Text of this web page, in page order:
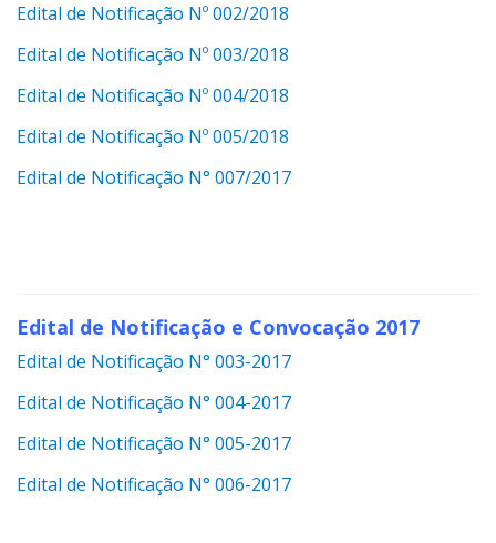
Edital de Notificação Nº 002/2018
Edital de Notificação Nº 003/2018
Edital de Notificação Nº 004/2018
Edital de Notificação Nº 005/2018
Edital de Notificação N° 007/2017
Edital de Notificação e Convocação 2017
Edital de Notificação N° 003-2017
Edital de Notificação N° 004-2017
Edital de Notificação N° 005-2017
Edital de Notificação N° 006-2017